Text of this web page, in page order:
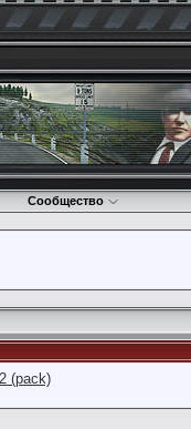
Сообщество
(pack)